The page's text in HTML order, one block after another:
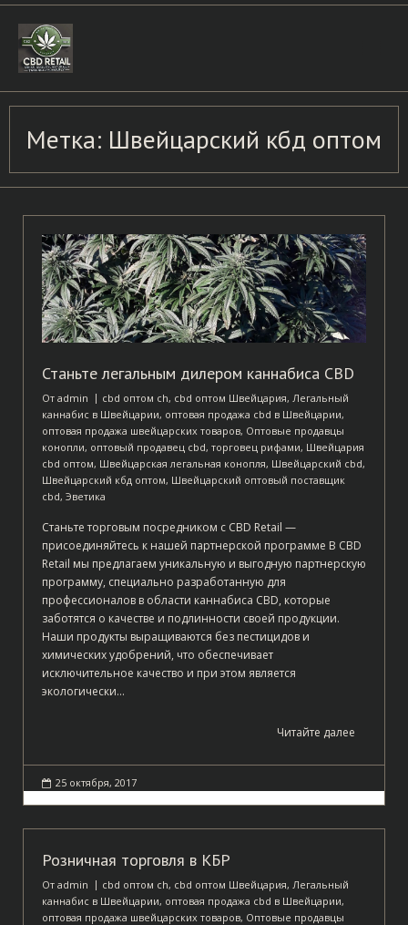
Skip
content
Метка: Швейцарский кбд оптом
Станьте легальным дилером каннабиса CBD
От admin cbd оптом ch, cbd оптом Швейцария, Легальный
каннабис в Швейцарии, оптовая продажа cbd в Швейцарии,
оптовая продажа швейцарских товаров, Оптовые продавцы
конопли, оптовый продавец cbd, торговец рифами, Швейцария
cbd оптом, Швейцарская легальная конопля, Швейцарский cbd,
Швейцарский кбд оптом, Швейцарский оптовый поставщик
cbd, Эветика
Станьте торговым посредником с CBD Retail —
присоединяйтесь к нашей партнерской программе В CBD
Retail мы предлагаем уникальную и выгодную партнерскую
программу, специально разработанную для
профессионалов в области каннабиса CBD, которые
заботятся о качестве и подлинности своей продукции.
Наши продукты выращиваются без пестицидов и
химических удобрений, что обеспечивает
исключительное качество и при этом является
экологически…
Читайте далее
25 октября, 2017
Розничная торговля в КБР
От admin cbd оптом ch, cbd оптом Швейцария, Легальный
каннабис в Швейцарии, оптовая продажа cbd в Швейцарии,
оптовая продажа швейцарских товаров, Оптовые продавцы